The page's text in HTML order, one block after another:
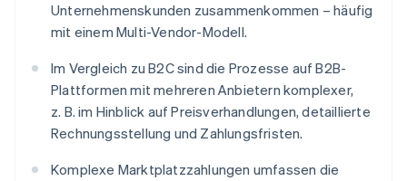
Unternehmenskunden zusammenkommen – häufig
mit einem Multi-Vendor-Modell.
Im Vergleich zu B2C sind die Prozesse auf B2B-
Plattformen mit mehreren Anbietern komplexer,
z. B. im Hinblick auf Preisverhandlungen, detaillierte
Rechnungsstellung und Zahlungsfristen.
Komplexe Marktplatzzahlungen umfassen die